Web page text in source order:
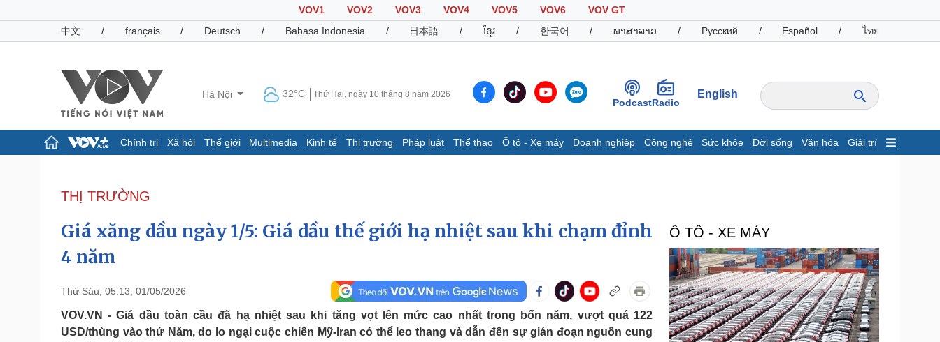
VOV1 VOV2 VOV3 VOV4 VOV5 VOV6
VOV GT
中文
/ français / Deutsch / Bahasa Indonesia / 日本語 / ខ្មែរ / 한국어 / ພາສາລາວ / Русский / Español / ไทย
Hà Nội 32°C Thứ Hai, ngày 10 tháng 8 năm 2026
PodcastRadio
English
Chính trị Xã hội Thế giới Multimedia Kinh tế Thị trường Pháp luật Thể thao Ô tô - Xe máy Doanh nghiệp Công nghệ Sức khỏe Đời sống Văn hóa Giải trí
Đảng
Tổ chức nhân sự
Nhận diện sự thật
Dấu ấn VOV
Hồ sơ
Infographic
Chứng khoán
Giá cà phê
Pháp luật
Tin nóng
Tư vấn luật
Việt Nam
Phân tích
Thể thao
Lịch thi đấu bóng đá
Thế giới thể thao
Ô tô - Xe máy
Xe máy
Tư vấn
Doanh nghiệp
Thông tin doanh nghiệp
Doanh nghiệp 24h
Doanh nhân
Công nghệ
Sành điệu
Tin Công nghệ
Trải nghiệm
THỊ TRƯỜNG
Giá xăng dầu ngày 1/5: Giá dầu thế giới hạ nhiệt sau khi chạm đỉnh
4 năm
Thứ Sáu, 05:13, 01/05/2026
VOV.VN - Giá dầu toàn cầu đã hạ nhiệt sau khi tăng vọt lên mức cao nhất trong bốn năm, vượt quá 122
USD/thùng vào thứ Năm, do lo ngại cuộc chiến Mỹ-Iran có thể leo thang và dẫn đến sự gián đoạn nguồn cung
Ô TÔ - XE MÁY